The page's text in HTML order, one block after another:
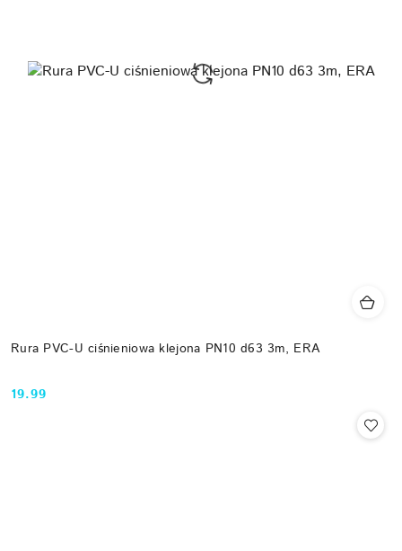
Rura PVC-U ciśnieniowa klejona PN10 d63 3m, ERA
Cena:
19.99